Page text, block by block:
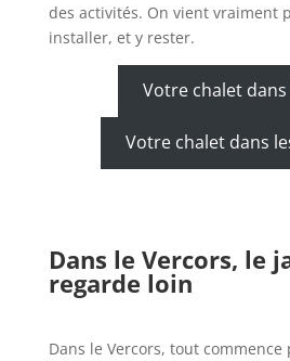
des activités. On vient vraiment
installer, et y rester.
Votre chalet dans
Votre chalet dans
Dans le Vercors, le
regarde loin
Dans le Vercors, tout commence